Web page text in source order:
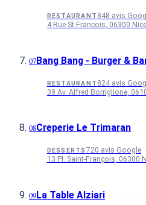
RESTAURANT 848 avis
4 Rue St Francois, 06300
Bang Bang - Burger &
RESTAURANT 824 avis
39 Av. Alfred Borriglione,
Creperie Le Trimaran
DESSERTS 720 avis Google
13 Pl. Saint-François, 06300
La Table Alziari